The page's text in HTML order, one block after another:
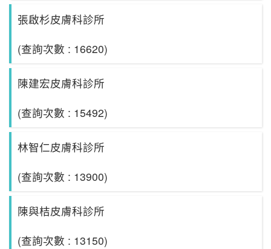
張啟杉皮膚科診所
(查詢次數 : 16620)
陳建宏皮膚科診所
(查詢次數 : 15492)
林智仁皮膚科診所
(查詢次數 : 13900)
陳與桔皮膚科診所
(查詢次數 : 13150)